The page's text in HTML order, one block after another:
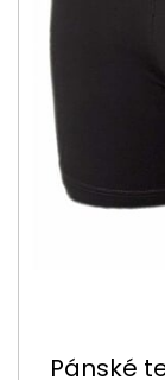
Pánské